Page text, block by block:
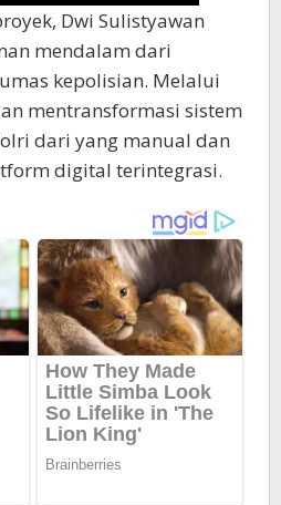
Dwi Sulistyawan
mendalam dari
kepolisian. Melalui
mentransformasi sistem
dari yang manual dan
digital terintegrasi.